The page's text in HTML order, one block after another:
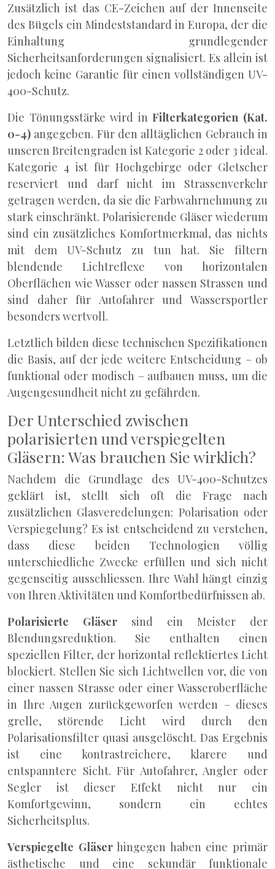
Zusätzlich ist das CE-Zeichen auf der Innenseite
des Bügels ein Mindeststandard in Europa, der die
Einhaltung grundlegender
Sicherheitsanforderungen signalisiert. Es allein ist
jedoch keine Garantie für einen vollständigen UV-
400-Schutz.
Die Tönungsstärke wird inFilterkategorien (Kat.
0-4) angegeben. Für den alltäglichen Gebrauch in
unseren Breitengraden ist Kategorie 2 oder 3 ideal.
Kategorie 4 ist für Hochgebirge oder Gletscher
reserviert und darf nicht im Strassenverkehr
getragen werden, da sie die Farbwahrnehmung zu
stark einschränkt. Polarisierende Gläser wiederum
sind ein zusätzliches Komfortmerkmal, das nichts
mit dem UV-Schutz zu tun hat. Sie filtern
blendende Lichtreflexe von horizontalen
Oberflächen wie Wasser oder nassen Strassen und
sind daher für Autofahrer und Wassersportler
besonders wertvoll.
Letztlich bilden diese technischen Spezifikationen
die Basis, auf der jede weitere Entscheidung – ob
funktional oder modisch – aufbauen muss, um die
Augengesundheit nicht zu gefährden.
Der Unterschied zwischen
polarisierten und verspiegelten
Gläsern: Was brauchen Sie wirklich?
Nachdem die Grundlage des UV-400-Schutzes
geklärt ist, stellt sich oft die Frage nach
zusätzlichen Glasveredelungen: Polarisation oder
Verspiegelung? Es ist entscheidend zu verstehen,
dass diese beiden Technologien völlig
unterschiedliche Zwecke erfüllen und sich nicht
gegenseitig ausschliessen. Ihre Wahl hängt einzig
von Ihren Aktivitäten und Komfortbedürfnissen ab.
Polarisierte Gläser sind ein Meister der
Blendungsreduktion. Sie enthalten einen
speziellen Filter, der horizontal reflektiertes Licht
blockiert. Stellen Sie sich Lichtwellen vor, die von
einer nassen Strasse oder einer Wasseroberfläche
in Ihre Augen zurückgeworfen werden – dieses
grelle, störende Licht wird durch den
Polarisationsfilter quasi ausgelöscht. Das Ergebnis
ist eine kontrastreichere, klarere und
entspanntere Sicht. Für Autofahrer, Angler oder
Segler ist dieser Effekt nicht nur ein
Komfortgewinn, sondern ein echtes
Sicherheitsplus.
Verspiegelte Gläserhingegen haben eine primär
ästhetische und eine sekundär funktionale